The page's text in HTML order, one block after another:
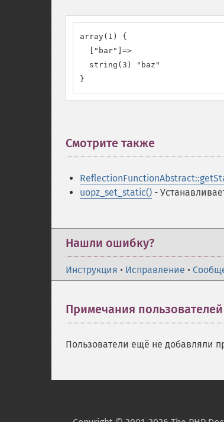
array(1) {
  ["bar"]=>
  string(3) "baz"
}
Смотрите также
uopz_set_static() -
Нашли ошибку?
Инструкция • Исправление •
Примечания пользователей
Пользователи ещё не добавляли